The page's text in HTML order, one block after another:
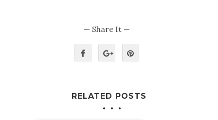
— Share It —
RELATED POSTS